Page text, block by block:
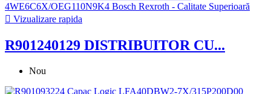
 Vizualizare rapida
R901240129 DISTRIBUITOR CU...
Nou